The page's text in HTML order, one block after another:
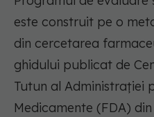
este construit pe o
din cercetarea
ghidului publicat de
Tutun al Administrației
Medicamente (FDA)